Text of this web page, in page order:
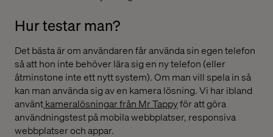
Hur testar man?
Det bästa är om användaren får använda sin egen telefon
så att hon inte behöver lära sig en ny telefon (eller
åtminstone inte ett nytt system). Om man vill spela in så
kan man använda sig av en kamera lösning. Vi har ibland
använtkameralösningar från Mr Tappyför att göra
användningstest på mobila webbplatser, responsiva
webbplatser och appar.